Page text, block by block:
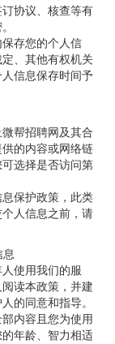
协议、核查等有
存您的个人信
、其他有权机关
信息保存时间予
帮招聘网及其合
的内容或网络链
选择是否访问第
保护政策，此类
人信息之前，请
使用我们的服
读本政策，并建
的同意和指导。
内容且您为使用
年龄、智力相适